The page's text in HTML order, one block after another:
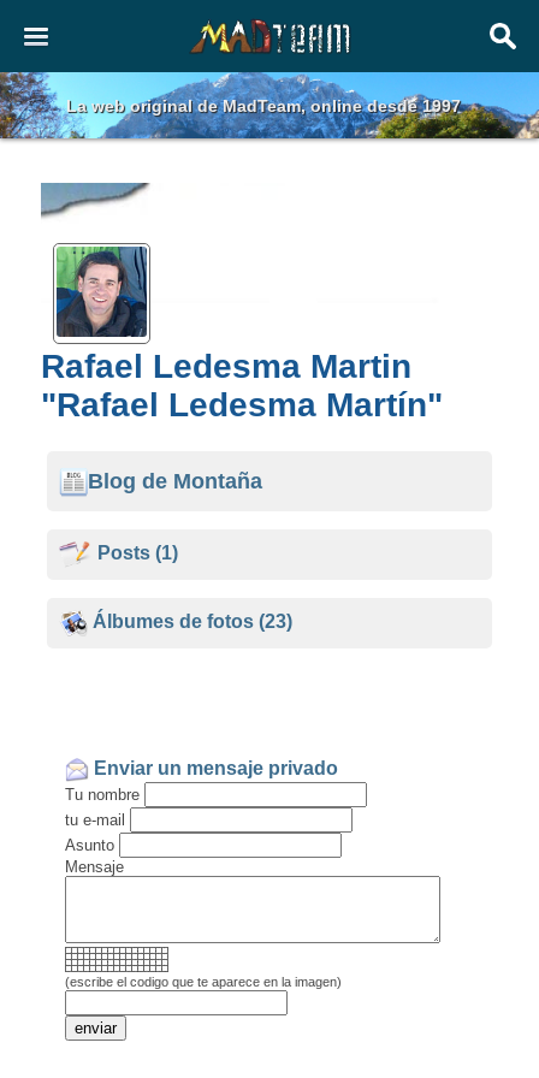
La web original de MadTeam, online desde 1997
Rafael Ledesma Martin
"Rafael Ledesma Martín"
Blog de Montaña
Posts (1)
Álbumes de fotos (23)
Enviar un mensaje privado
Tu nombre
tu e-mail
Asunto
Mensaje
(escribe el codigo que te aparece en la imagen)